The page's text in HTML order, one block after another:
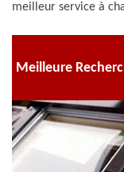
meilleur service à
Meilleure